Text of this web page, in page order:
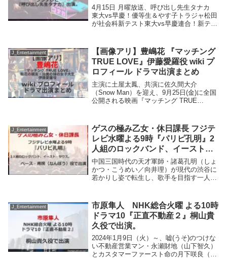
4月15日 月曜放送、呼び出し先生タナカ
東大vs早慶！優等生＆やす子トラジャ松田
が社会科新テスト東大vs早慶連合！新テス
漫画…表紙の偉人は誰？やす子＆トラジャ
松田...
J_Entertainment
【画像アリ】豊嶋花 『マッチング
TRUE LOVE』伊藤愛羅役 wiki プ
ロフィール ドラマ出演まとめ
主演に土屋太鳳、共演に佐久間大介
（Snow Man）を迎え、9月25日(金)に全国
公開される映画『マッチング TRUE
（2024年）の続編。前作に続き土屋太鳳
は...
J_Entertainment
ゲスの極み乙女・休日課長 フジテ
レビ水曜よる9時『パリピ孔明』2
人組のロックバンド、イースト・
サウス。ベース・南房（なんぼ
う）役で出演。
中国三国時代の天才軍師・諸葛孔明（しょ
かつ・こうめい／向井理）が現代の渋谷に
若かりし姿で転生し、歌手を目指す一人の
うな作戦を考えては、彼女の前に立ちはだ
かる壁を軍師...
J_Entertainment
市原隼人 NHK総合火曜 よる10時
ドラマ10『正直不動産２』桐山貴
久役で出演。
2024年1月9日（火）～、嘘(うそ)のつけな
い不動産営業マン・永瀬財地（山下智久）
とカスタマーファースト命の月下咲良（福